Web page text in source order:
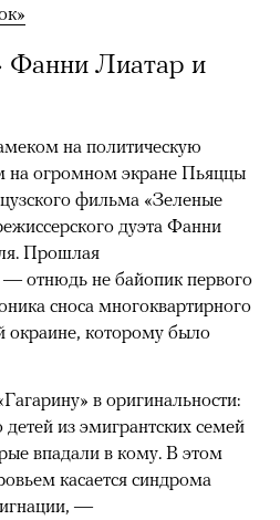
Фанни Лиатар и
на политическую
на огромном экране Пьяццы
фильма «Зеленые
дуэта Фанни
Прошлая
— отнюдь не байопик первого
сноса многоквартирного
окраине, которому было
в оригинальности:
из эмигрантских семей
впадали в кому. В этом
касается синдрома
—